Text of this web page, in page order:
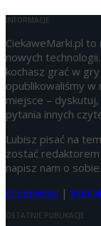
INFORMACJE
CiekaweMarki.pl
nowych
kochasz grać w
opublikowaliśmy
miejsce –
pytania innych
Lubisz pisać na
zostać redaktorem
napisz nam o
O serwisie |
OSTATNIE PUBLIKACJE